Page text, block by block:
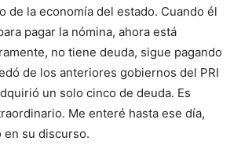
de la economía del estado. Cuando él
pagar la nómina, ahora está
no tiene deuda, sigue pagando
de los anteriores gobiernos del PRI
un solo cinco de deuda. Es
Me enteré hasta ese día,
en su discurso.